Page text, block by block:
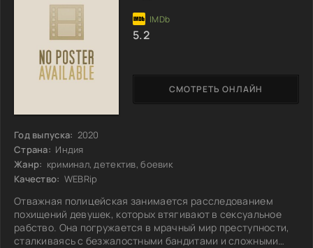
Год выпуска: 2020
Страна: Индия
Жанр: криминал, детектив, боевик
Качество: WEBRip
Отважная полицейская занимается расследованием
похищений девушек, которых втягивают в сексуальное
рабство. Она погружается в мрачный мир преступности,
сталкиваясь с безжалостными бандитами и сложными
СМОТРЕТЬ ОНЛАЙН
5.2